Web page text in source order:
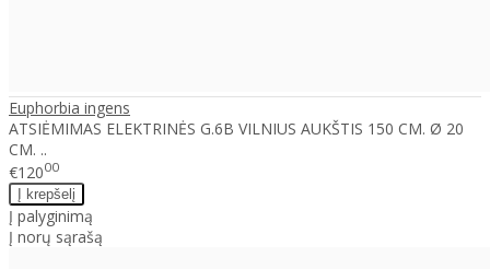
Euphorbia ingens
ATSIĖMIMAS ELEKTRINĖS G.6B VILNIUS AUKŠTIS 150 CM. Ø 20
CM. ..
€12000
Į palyginimą
Į norų sąrašą